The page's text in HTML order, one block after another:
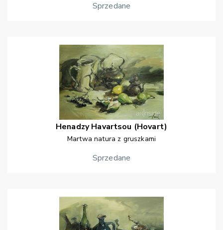
Sprzedane
Henadzy Havartsou (Hovart)
Martwa natura z gruszkami
Sprzedane